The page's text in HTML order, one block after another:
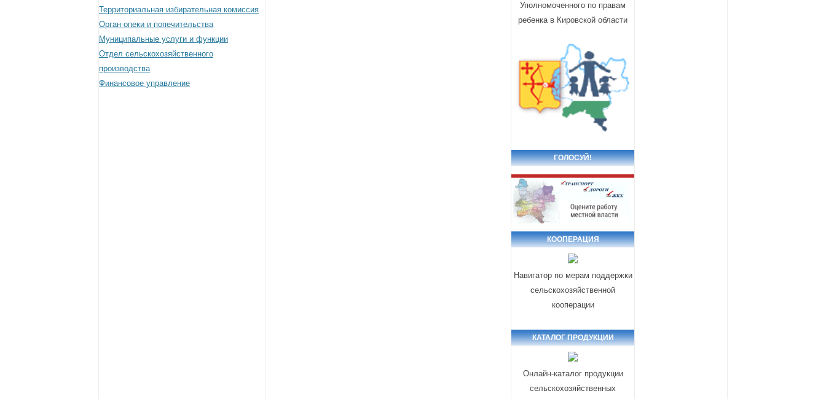
Территориальная избирательная комиссия
Орган опеки и попечительства
Муниципальные услуги и функции
Отдел сельскохозяйственного
производства
Финансовое управление
Уполномоченного по правам
ребенка в Кировской области
ГОЛОСУЙ!
КООПЕРАЦИЯ
Навигатор по мерам поддержки
сельскохозяйственной
кооперации
КАТАЛОГ ПРОДУКЦИИ
Онлайн-каталог продукции
сельскохозяйственных